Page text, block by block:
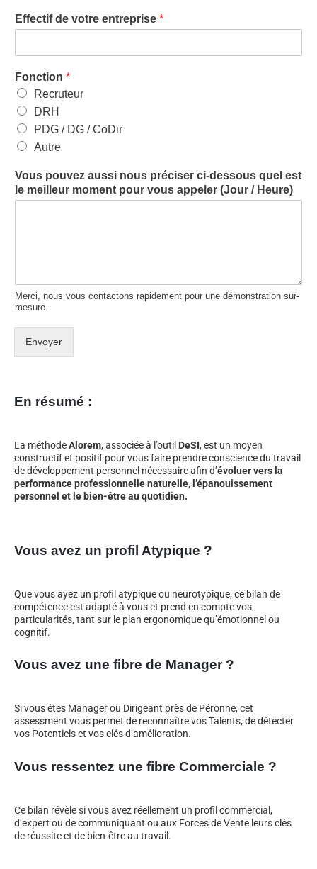
Effectif de votre entreprise *
Fonction *
Recruteur
DRH
PDG / DG / CoDir
Autre
Vous pouvez aussi nous préciser ci-dessous quel est
le meilleur moment pour vous appeler (Jour / Heure)
Merci, nous vous contactons rapidement pour une démonstration sur-
mesure.
Envoyer
En résumé :
La méthodeAlorem, associée à l’outil DeSI, est un moyen
constructif et positif pour vous faire prendre conscience du travail
de développement personnel nécessaire afin d’évoluer vers la
performance professionnelle naturelle, l’épanouissement
personnel et le bien-être au quotidien.
Vous avez un profil Atypique ?
Que vous ayez un profil atypique ou neurotypique, ce bilan de
compétence est adapté à vous et prend en compte vos
particularités, tant sur le plan ergonomique qu’émotionnel ou
cognitif.
Vous avez une fibre de Manager ?
Si vous êtes Manager ou Dirigeant près de Péronne, cet
assessment vous permet de reconnaître vos Talents, de détecter
vos Potentiels et vos clés d’amélioration.
Vous ressentez une fibre Commerciale ?
Ce bilan révèle si vous avez réellement un profil commercial,
d’expert ou de communiquant ou aux Forces de Vente leurs clés
de réussite et de bien-être au travail.